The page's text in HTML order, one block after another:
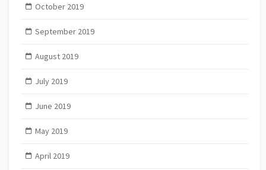
October 2019
September 2019
August 2019
July 2019
June 2019
May 2019
April 2019